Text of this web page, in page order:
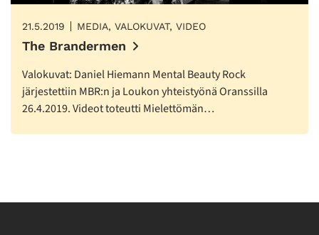
21.5.2019 MEDIA, VALOKUVAT, VIDEO
The Brandermen
Valokuvat: Daniel Hiemann Mental Beauty Rock
järjestettiin MBR:n ja Loukon yhteistyönä Oranssilla
26.4.2019. Videot toteutti Mielettömän…